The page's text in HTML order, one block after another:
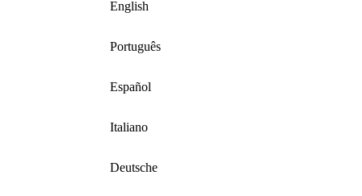
English
Português
Español
Italiano
Deutsche